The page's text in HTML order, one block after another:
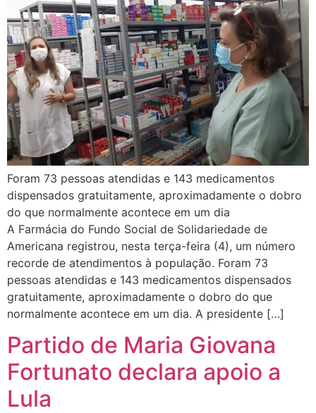
Foram 73 pessoas atendidas e 143 medicamentos
dispensados gratuitamente, aproximadamente o dobro
do que normalmente acontece em um dia
A Farmácia do Fundo Social de Solidariedade de
Americana registrou, nesta terça-feira (4), um número
recorde de atendimentos à população. Foram 73
pessoas atendidas e 143 medicamentos dispensados
gratuitamente, aproximadamente o dobro do que
normalmente acontece em um dia. A presidente […]
Partido de Maria Giovana
Fortunato declara apoio a
Lula